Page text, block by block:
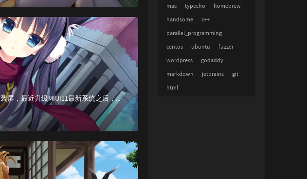
博主的小米8备用机之前由于摔坏过屏，自己动手换的非原装屏，最近升级MIUI11最新系统之后，出现冻屏的情况。没办法，只能开始刷机。刷机方式手机关机，然后同时按住音量-键和开机键，等待震动一下，松...
mac typecho
homebrew
handsome
c++
parallel_programming
centos
ubuntu
fuzzer
wordpress
godaddy
markdown
jetbrains
git
html